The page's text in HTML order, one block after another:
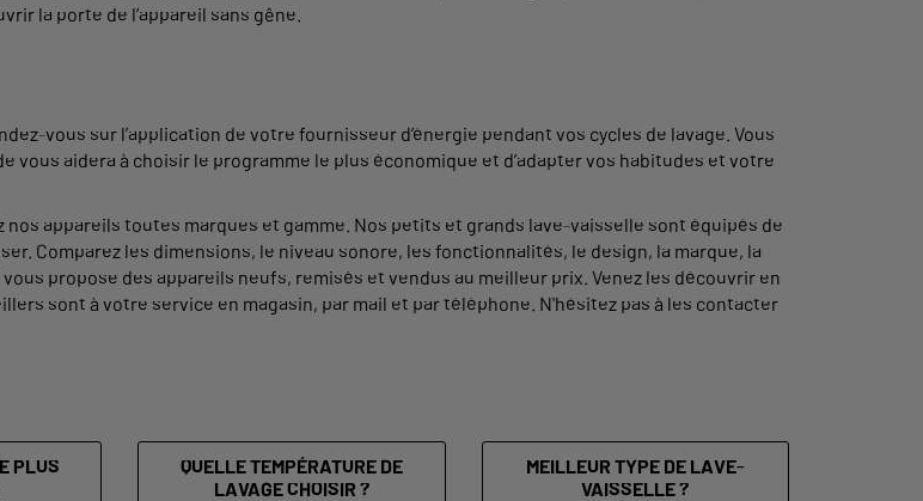
la porte de l’appareil sans gêne.
vous sur l’application de votre fournisseur d’énergie pendant vos cycles de lavage. Vous
vous aidera à choisir le programme le plus économique et d’adapter vos habitudes et votre
appareils toutes marques et gamme. Nos petits et grands lave-vaisselle sont équipés de
Comparez les dimensions, le niveau sonore, les fonctionnalités, le design, la marque, la
vous propose des appareils neufs, remisés et vendus au meilleur prix. Venez les découvrir en
sont à votre service en magasin, par mail et par téléphone. N'hésitez pas à les contacter
PLUS
QUELLE TEMPÉRATURE DE
LAVAGE CHOISIR ?
MEILLEUR TYPE DE LAVE-
VAISSELLE ?